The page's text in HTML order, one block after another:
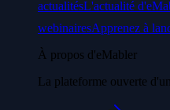
actualitésL'actualité
webinairesApprenez à
À propos d'eMabler
La plateforme ouverte